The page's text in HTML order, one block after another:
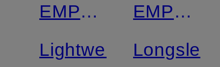
EMPORIO
ARMANI
Lightweight-
ARMANI